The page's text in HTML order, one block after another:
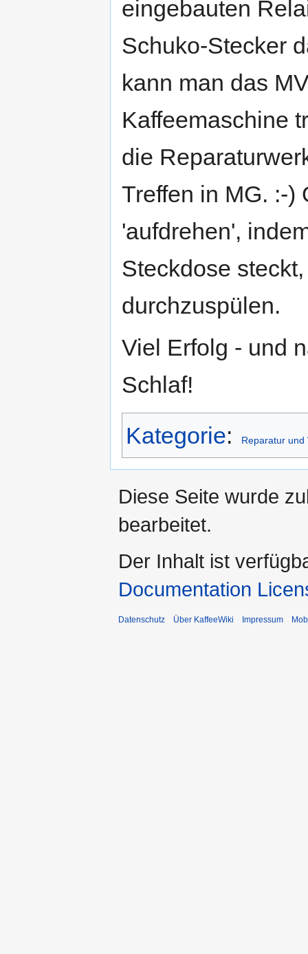
eingebauten
Schuko-Stecker
kann man das
Kaffeemaschine
die
Treffen in MG. :-)
'aufdrehen',
Steckdose
durchzuspülen.
Viel Erfolg - und
Schlaf!
Kategorie: Reparatur und
Diese Seite wurde
bearbeitet.
Der Inhalt ist
Documentation
Datenschutz Über KaffeeWiki Impressum